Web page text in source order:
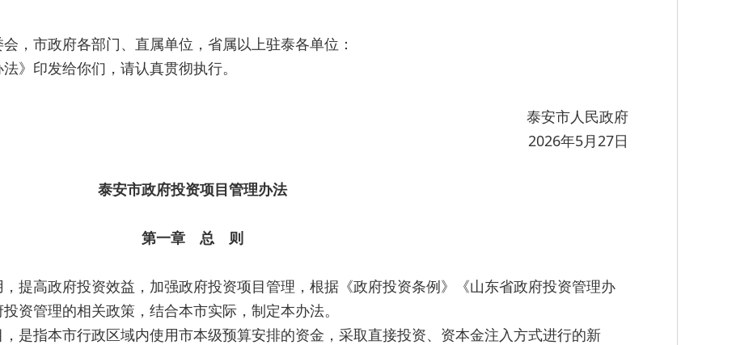
，市政府各部门、直属单位，省属以上驻泰各单位：
》印发给你们，请认真贯彻执行。
泰安市人民政府
2026年5月27日
泰安市政府投资项目管理办法
第一章 总 则
提高政府投资效益，加强政府投资项目管理，根据《政府投资条例》《山东省政府投资管理办
资管理的相关政策，结合本市实际，制定本办法。
是指本市行政区域内使用市本级预算安排的资金，采取直接投资、资本金注入方式进行的新